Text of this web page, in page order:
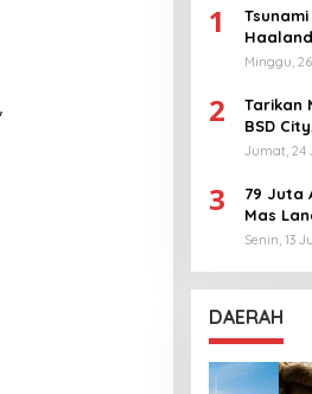
1
Tsunami
Bikin
Minggu,
2
Tarikan
BSD
Jumat, 24
3
79 Juta
Mas
Ratusan
Senin, 13
DAERAH